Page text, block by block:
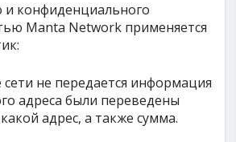
и конфиденциального
Manta Network применяется
не передается информация
адреса были переведены
адрес, а также сумма.